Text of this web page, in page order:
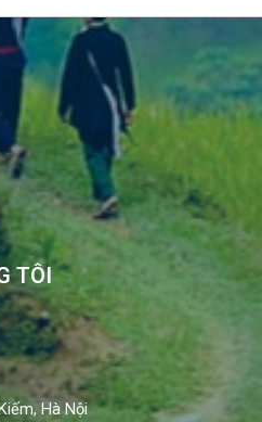
TÔI
Hà Nội